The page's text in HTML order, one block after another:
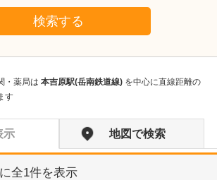
検索する
・薬局は 本吉原駅(岳南鉄道線) を中心に直線距離の
す
示 地図で検索
全1件を表示